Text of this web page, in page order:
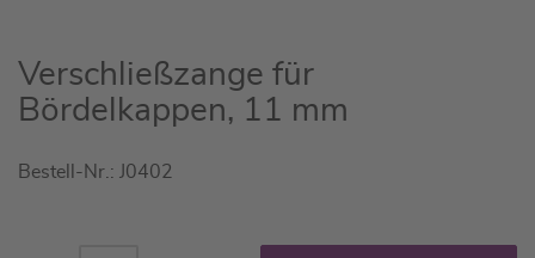
Zum
Anfang
der
springen
Verschließzange für
Bördelkappen, 11 mm
Bestell-Nr.: J0402